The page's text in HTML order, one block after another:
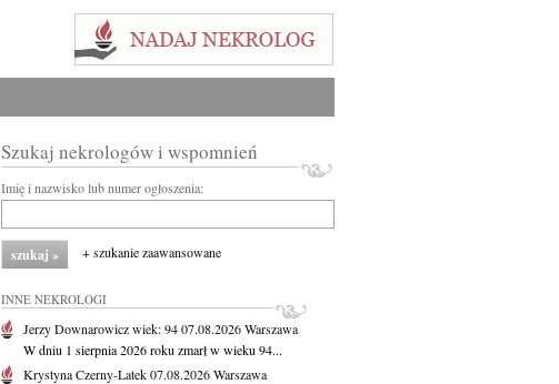
Szukaj nekrologów i wspomnień
Imię i nazwisko lub numer ogłoszenia:
+ szukanie zaawansowane
INNE NEKROLOGI
Jerzy Downarowiczwiek: 9407.08.2026Warszawa
W dniu 1 sierpnia 2026 roku zmarł w wieku 94...
Krystyna Czerny-Latek07.08.2026Warszawa